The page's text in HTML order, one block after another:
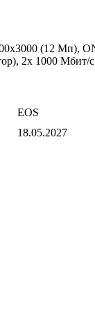
(12 Мп),
2x 1000 Мбит/
EOS
18.05.2027